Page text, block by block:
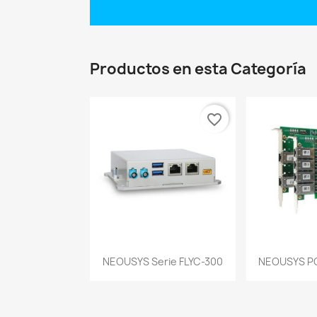
Productos en esta Categoría
Vista rápida
NEOUSYS Serie FLYC-300
favorite_border

NEOUSYS